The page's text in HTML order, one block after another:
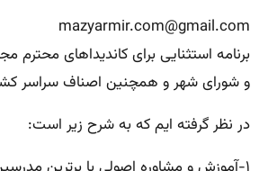
mazyarmir.com@gmail.com
برنامه استثنایی برای کاندیداهای
و شورای شهر و همچنین اصناف سراسر
در نظر گرفته ایم که به شرح زیر است: